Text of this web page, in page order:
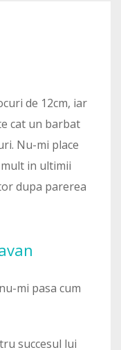
de 12cm, iar
cat un barbat
Nu-mi place
in ultimii
dupa parerea
mi pasa cum
succesul lui